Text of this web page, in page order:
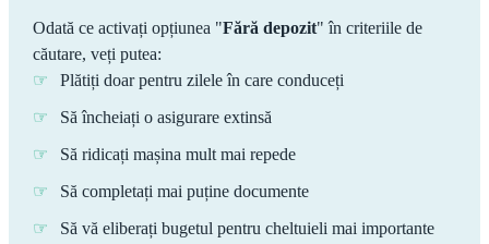
Odată ce activați opțiunea "Fără depozit" în criteriile de
căutare, veți putea:
Plătiți doar pentru zilele în care conduceți
Să încheiați o asigurare extinsă
Să ridicați mașina mult mai repede
Să completați mai puține documente
Să vă eliberați bugetul pentru cheltuieli mai importante